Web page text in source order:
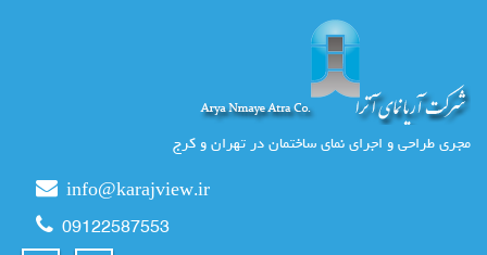
مجری طراحی و اجرای نمای ساختمان در تهران و کرج
info@karajview.ir
09122587553